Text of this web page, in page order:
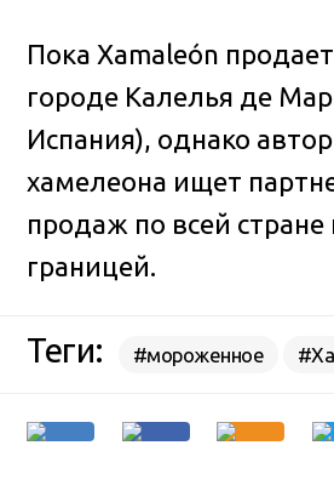
Пока Xamaleón
городе Калелья де
Испания), однако
хамелеона ищет
продаж по всей стране
границей.
Теги: #мороженное